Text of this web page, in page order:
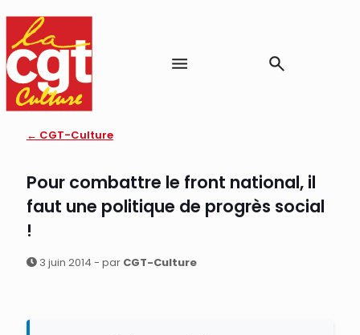
← CGT-Culture
Pour combattre le front national, il
faut une politique de progrès social
!
3 juin 2014 - par CGT-Culture